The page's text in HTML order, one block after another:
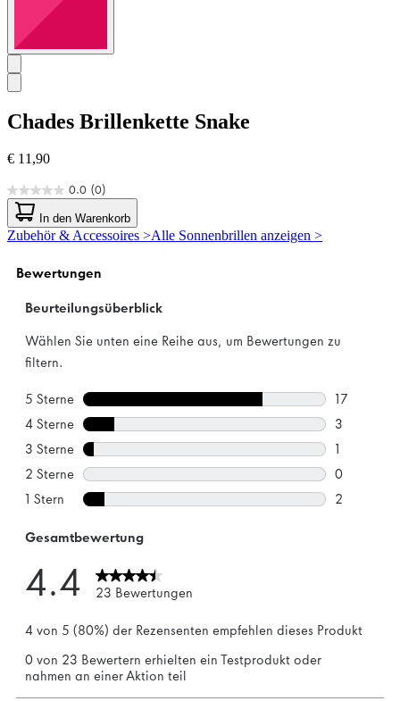
Chades Brillenkette Snake
€ 11,90
0.0 (0)
0.0
von
5
Sternen.
In den Warenkorb
Zubehör & Accessoires >Alle Sonnenbrillen anzeigen >